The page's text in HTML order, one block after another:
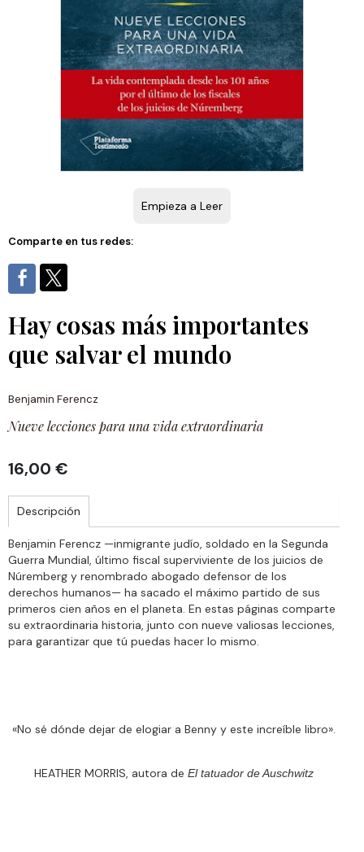
Empieza a Leer
Comparte en tus redes:
Hay cosas más importantes
que salvar el mundo
Benjamin Ferencz
Nueve lecciones para una vida extraordinaria
16,00 €
Descripción
Benjamin Ferencz —inmigrante judío, soldado en la Segunda
Guerra Mundial, último fiscal superviviente de los juicios de
Núremberg y renombrado abogado defensor de los
derechos humanos— ha sacado el máximo partido de sus
primeros cien años en el planeta. En estas páginas comparte
su extraordinaria historia, junto con nueve valiosas lecciones,
para garantizar que tú puedas hacer lo mismo.
«No sé dónde dejar de elogiar a Benny y este increíble libro».
HEATHER MORRIS, autora de El tatuador de Auschwitz